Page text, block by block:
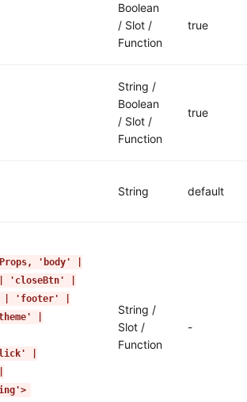
Boolean
/ Slot /
Function
true
String /
Boolean
/ Slot /
Function
true
String default
'body' |
'closeBtn' |
| 'footer' |
|
|
String /
Slot /
Function
-